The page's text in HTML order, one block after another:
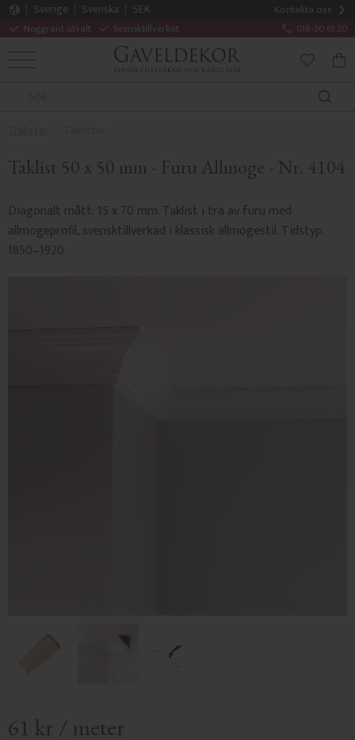
Kontakta oss
Noggrant utvalt Svensktillverkat 018-20 61 20
Sverige Svenska
SEK
MENY
Taklist 50 x 50 mm - Furu Allmoge - Nr. 4104
Diagonalt mått: 15 x 70 mm. Taklist i trä av furu med
allmogeprofil, svensktillverkad i klassisk allmogestil. Tidstyp:
1850–1920.
61 kr / meter